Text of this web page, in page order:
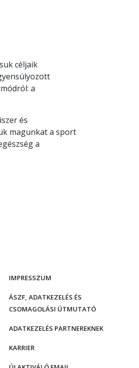
céljaik
a
és
magunkat a sport
a
IMPRESSZUM
ÁSZF, ADATKEZELÉS ÉS
CSOMAGOLÁSI ÚTMUTATÓ
ADATKEZELÉS PARTNEREKNEK
KARRIER